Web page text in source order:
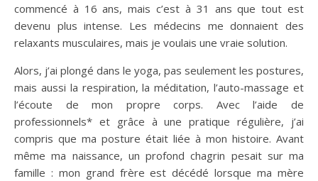
commencé à 16 ans, mais c’est à 31 ans que tout est
devenu plus intense. Les médecins me donnaient des
relaxants musculaires, mais je voulais une vraie solution.
Alors, j’ai plongé dans le yoga, pas seulement les postures,
mais aussi la respiration, la méditation, l’auto-massage et
l’écoute de mon propre corps. Avec l’aide de
professionnels* et grâce à une pratique régulière, j’ai
compris que ma posture était liée à mon histoire. Avant
même ma naissance, un profond chagrin pesait sur ma
famille : mon grand frère est décédé lorsque ma mère